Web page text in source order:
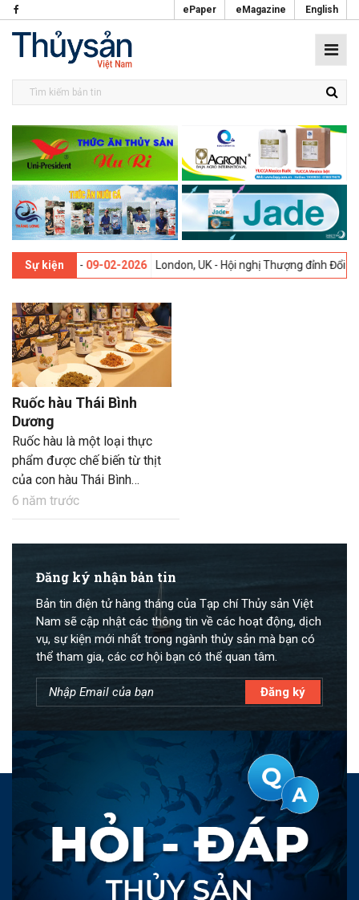
ePaper eMagazine English
Sự kiện
lần thứ 13 - 09-02-2026 London, UK - Hội nghị Thượng đỉnh Đổi
Ruốc hàu Thái Bình
Dương
Ruốc hàu là một loại thực
phẩm được chế biến từ thịt
của con hàu Thái Bình
Dương cùng với thịt lợn,
nước mắm, đường…. tạo nên
đặc trưng của huyện Vân
Đồn (Quảng Ninh) và là món
quà ý nghĩa mà du khách nên
tìm mua và thưởng thức khi
đến thăm vùng đất này.
6 năm trước
Đăng ký nhận bản tin
Bản tin điện tử hàng tháng của Tạp chí Thủy sản Việt
Nam sẽ cập nhật các thông tin về các hoạt động, dịch
vụ, sự kiện mới nhất trong ngành thủy sản mà bạn có
thể tham gia, các cơ hội bạn có thể quan tâm.